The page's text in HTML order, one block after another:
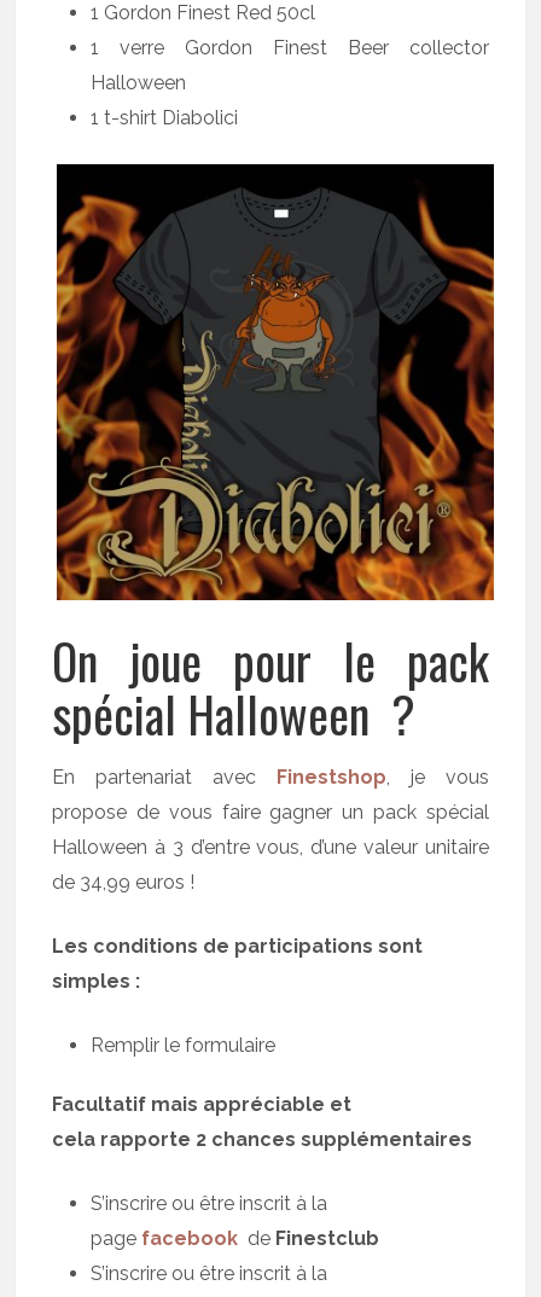
1 Gordon Finest Red 50cl
1 verre Gordon Finest Beer collector
Halloween
1 t-shirt Diabolici
On joue pour le pack
spécial Halloween ?
En partenariat avec Finestshop, je vous
propose de vous faire gagner un pack spécial
Halloween à 3 d’entre vous, d’une valeur unitaire
de 34,99 euros !
Les conditions de participations sont
simples :
Remplir le formulaire
Facultatif mais appréciable et
cela rapporte 2 chances supplémentaires
S’inscrire ou être inscrit à la
page facebook de Finestclub
S’inscrire ou être inscrit à la